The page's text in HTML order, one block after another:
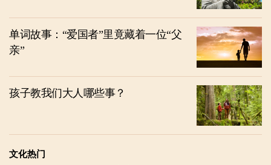
单词故事：“爱国者”里竟藏着一位“父
亲”
孩子教我们大人哪些事？
文化热门